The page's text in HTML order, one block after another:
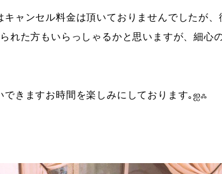
キャンセル料金は頂いておりませんでしたが、
れた方もいらっしゃるかと思いますが、細心
できますお時間を楽しみにしております｡ஐஃ